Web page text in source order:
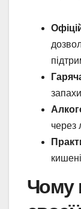
через
Чому